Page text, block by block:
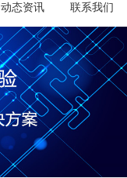
动态资讯 联系我们